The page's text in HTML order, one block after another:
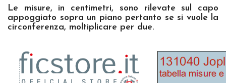
Le misure, in centimetri, sono rilevate sul capo
appoggiato sopra un piano pertanto se si vuole la
circonferenza, moltiplicare per due.